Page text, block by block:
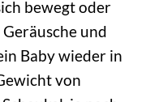
bewegt oder
und
Baby wieder in
von